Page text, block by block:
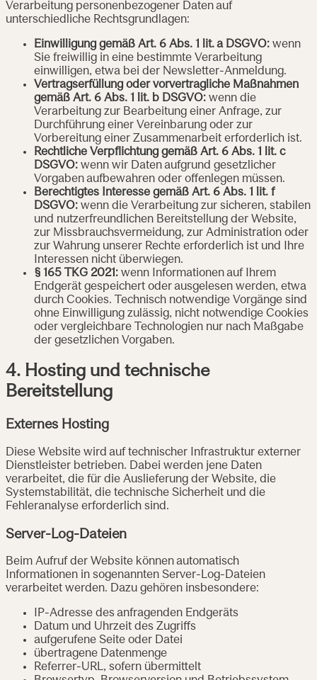
Verarbeitung personenbezogener Daten auf
unterschiedliche Rechtsgrundlagen:
Einwilligung gemäß Art. 6 Abs. 1 lit. a DSGVO: wenn
Sie freiwillig in eine bestimmte Verarbeitung
einwilligen, etwa bei der Newsletter-Anmeldung.
Vertragserfüllung oder vorvertragliche Maßnahmen
gemäß Art. 6 Abs. 1 lit. b DSGVO: wenn die
Verarbeitung zur Bearbeitung einer Anfrage, zur
Durchführung einer Vereinbarung oder zur
Vorbereitung einer Zusammenarbeit erforderlich ist.
Rechtliche Verpflichtung gemäß Art. 6 Abs. 1 lit. c
DSGVO: wenn wir Daten aufgrund gesetzlicher
Vorgaben aufbewahren oder offenlegen müssen.
Berechtigtes Interesse gemäß Art. 6 Abs. 1 lit. f
DSGVO: wenn die Verarbeitung zur sicheren, stabilen
und nutzerfreundlichen Bereitstellung der Website,
zur Missbrauchsvermeidung, zur Administration oder
zur Wahrung unserer Rechte erforderlich ist und Ihre
Interessen nicht überwiegen.
§ 165 TKG 2021: wenn Informationen auf Ihrem
Endgerät gespeichert oder ausgelesen werden, etwa
durch Cookies. Technisch notwendige Vorgänge sind
ohne Einwilligung zulässig, nicht notwendige Cookies
oder vergleichbare Technologien nur nach Maßgabe
der gesetzlichen Vorgaben.
4. Hosting und technische
Bereitstellung
Externes Hosting
Diese Website wird auf technischer Infrastruktur externer
Dienstleister betrieben. Dabei werden jene Daten
verarbeitet, die für die Auslieferung der Website, die
Systemstabilität, die technische Sicherheit und die
Fehleranalyse erforderlich sind.
Server-Log-Dateien
Beim Aufruf der Website können automatisch
Informationen in sogenannten Server-Log-Dateien
verarbeitet werden. Dazu gehören insbesondere:
IP-Adresse des anfragenden Endgeräts
Datum und Uhrzeit des Zugriffs
aufgerufene Seite oder Datei
übertragene Datenmenge
Referrer-URL, sofern übermittelt